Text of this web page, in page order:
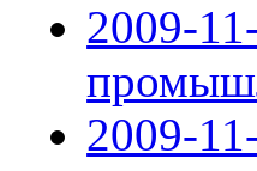
2009-
2009-